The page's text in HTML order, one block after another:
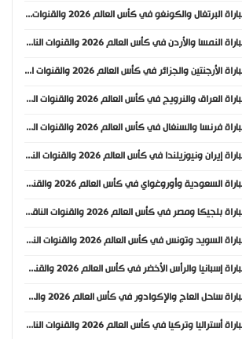
موعد مباراة البرتغال والكونغو في كأس العالم 2026 والقنوات الناقلة
موعد مباراة النمسا والأردن في كأس العالم 2026 والقنوات الناقلة
موعد مباراة الأرجنتين والجزائر في كأس العالم 2026 والقنوات الناقلة
موعد مباراة العراق والنرويج في كأس العالم 2026 والقنوات الناقلة
موعد مباراة فرنسا والسنغال في كأس العالم 2026 والقنوات الناقلة
موعد مباراة إيران ونيوزيلندا في كأس العالم 2026 والقنوات الناقلة
موعد مباراة السعودية وأوروغواي في كأس العالم 2026 والقنوات الناقلة
موعد مباراة بلجيكا ومصر في كأس العالم 2026 والقنوات الناقلة
موعد مباراة السويد وتونس في كأس العالم 2026 والقنوات الناقلة
موعد مباراة إسبانيا والرأس الأخضر في كأس العالم 2026 والقنوات الناقلة
موعد مباراة ساحل العاج والإكوادور في كأس العالم 2026 والقنوات الناقلة
موعد مباراة أستراليا وتركيا في كأس العالم 2026 والقنوات الناقلة